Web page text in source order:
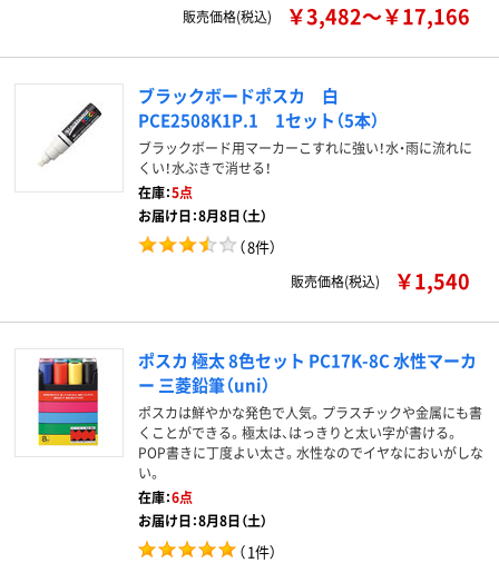
販売価格(税込) ￥3,482～￥17,166
ブラックボードポスカ 白
PCE2508K1P.1 1セット（5本）
ブラックボード用マーカーこすれに強い！水・雨に流れに
くい！水ぶきで消せる！
在庫：5点
お届け日：8月8日（土）
（8件）
販売価格(税込) ￥1,540
ポスカ 極太 8色セット PC17K-8C 水性マーカ
ー 三菱鉛筆（uni）
ポスカは鮮やかな発色で人気。プラスチックや金属にも書
くことができる。極太は、はっきりと太い字が書ける。
POP書きに丁度よい太さ。水性なのでイヤなにおいがしな
い。
在庫：6点
お届け日：8月8日（土）
（1件）